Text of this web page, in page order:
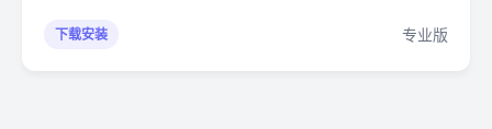
下载安装 专业版